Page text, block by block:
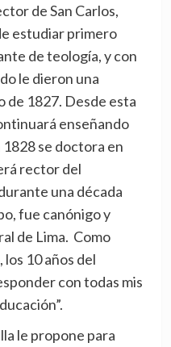
de San Carlos,
estudiar primero
de teología, y con
le dieron una
de 1827. Desde esta
enseñando
se doctora en
rector del
una década
fue canónigo y
de Lima. Como
10 años del
con todas mis
le propone para